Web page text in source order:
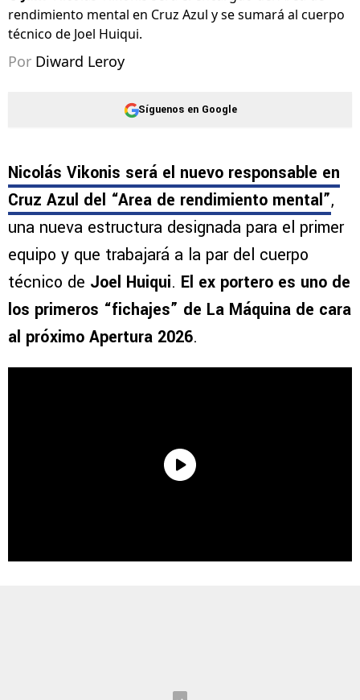
rendimiento mental en Cruz Azul y se sumará al cuerpo
técnico de Joel Huiqui.
Por Diward Leroy
Síguenos en Google
Nicolás Vikonis será el nuevo responsable en
Cruz Azul del “Area de rendimiento mental”,
una nueva estructura designada para el primer
equipo y que trabajará a la par del cuerpo
técnico de Joel Huiqui. El ex portero es uno de
los primeros “fichajes” de La Máquina de cara
al próximo Apertura 2026.